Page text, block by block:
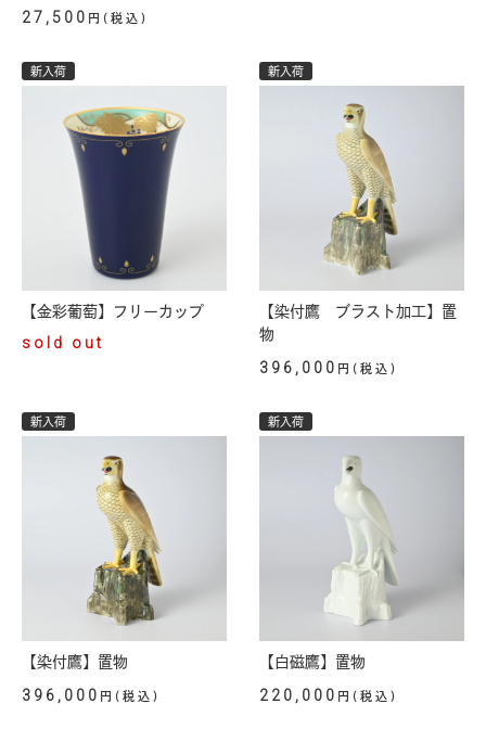
27,500 円(税込)
新入荷
【金彩葡萄】フリーカップ
sold out
新入荷
【染付鷹 ブラスト加工】置
物
396,000 円(税込)
新入荷
【染付鷹】置物
396,000 円(税込)
新入荷
【白磁鷹】置物
220,000 円(税込)